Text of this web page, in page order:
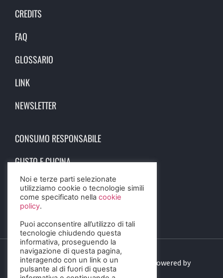
CREDITS
FAQ
GLOSSARIO
LINK
NEWSLETTER
CONSUMO RESPONSABILE
GUSTO E CUCINA
SCIENZA E SALUTE
STORIA E CULTURA
© 2023 Birra Informa. All Rights Reserved. Powered by
DIGITALSENSE
Noi e terze parti selezionate
utilizziamo cookie o tecnologie simili
come specificato nella cookie
policy.
Puoi acconsentire all’utilizzo di tali
tecnologie chiudendo questa
informativa, proseguendo la
navigazione di questa pagina,
interagendo con un link o un
pulsante al di fuori di questa